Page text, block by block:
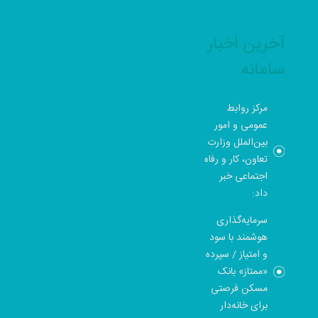
آخرین اخبار
سامانه
مرکز روابط
عمومی و امور
بین‌الملل وزارت
تعاون، کار و رفاه
اجتماعی خبر
داد:
سرمایه‌گذاری
هوشمند با سود
و امتیاز / سپرده
«ممتاز» بانک
مسکن فرصتی
برای خانه‌دار